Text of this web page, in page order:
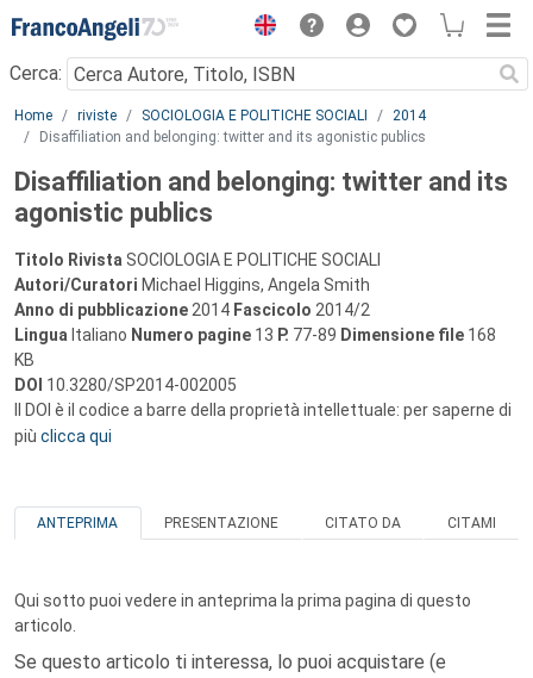
Menu
Cerca:
Main content
Home riviste SOCIOLOGIA E POLITICHE SOCIALI
2014
Disaffiliation and belonging: twitter and its agonistic publics
Disaffiliation and belonging: twitter and its
agonistic publics
Titolo Rivista SOCIOLOGIA E POLITICHE SOCIALI
Autori/Curatori Michael Higgins, Angela Smith
Anno di pubblicazione 2014 Fascicolo 2014/2
Lingua Italiano Numero pagine 13 P. 77-89 Dimensione file 168
KB
DOI 10.3280/SP2014-002005
Il DOI è il codice a barre della proprietà intellettuale: per saperne di
più clicca qui
ANTEPRIMA PRESENTAZIONE CITATO DA CITAMI
Qui sotto puoi vedere in anteprima la prima pagina di questo
articolo.
Se questo articolo ti interessa, lo puoi acquistare (e